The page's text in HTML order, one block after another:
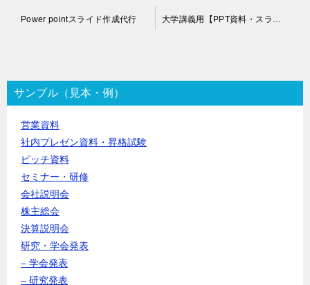
ゲ
ー
シ
Power pointスライド作成代行
サンプル（見本・例）
営業資料
社内プレゼン資料・昇格試験
ピッチ資料
セミナー・研修
会社説明会
株主総会
決算説明会
研究・学会発表
– 学会発表
– 研究発表